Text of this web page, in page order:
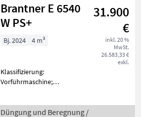
Brantner E 6540
W PS+
31.900
€
inkl. 20 %
MwSt.
26.583,33 €
exkl.
Bj. 2024 4 m³
Klassifizierung:
Vorführmaschine;
Anhängevorrichtung; zul.
Düngung und Beregnung /